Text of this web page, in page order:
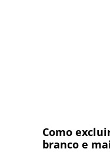
Como
branco e